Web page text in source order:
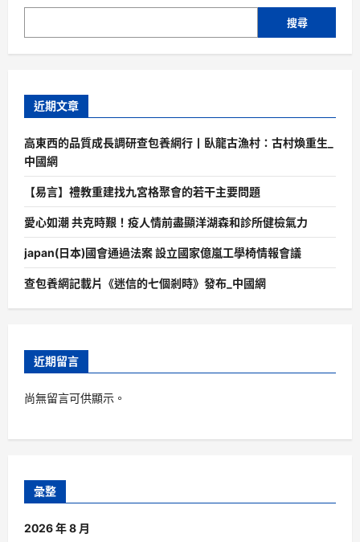
搜尋
近期文章
高東西的品質成長調研查包養網行丨臥龍古漁村：古村煥重生_
中國網
【易言】禮教重建找九宮格聚會的若干主要問題
愛心如潮 共克時艱！疫人情前盡顯洋湖森和診所健檢氣力
japan(日本)國會通過法案 設立國家億嵐工學椅情報會議
查包養網記載片《迷信的七個剎時》發布_中國網
近期留言
尚無留言可供顯示。
彙整
2026 年 8 月